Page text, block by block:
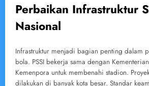
Perbaikan Infrastruktur
Nasional
Infrastruktur menjadi bagian penting dalam
bola. PSSI bekerja sama dengan
Kemenpora untuk membenahi stadion.
dilakukan di banyak kota besar. Standar